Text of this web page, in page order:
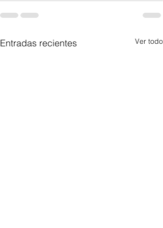
Entradas recientes Ver todo